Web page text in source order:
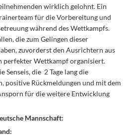
wirklich gelohnt. Ein
für die Vorbereitung und
während des Wettkampfs.
die zum Gelingen dieser
zuvorderst den Ausrichtern aus
perfekter Wettkampf organisiert.
Senseis, die 2 Tage lang die
positive Rückmeldungen und mit dem
für die weitere Entwicklung
Mannschaft: